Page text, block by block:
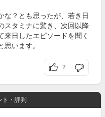
な？とも思ったが、若き日
スタミナに驚き、次回以降
日したエピソードを聞く
います。
2
ト・評判